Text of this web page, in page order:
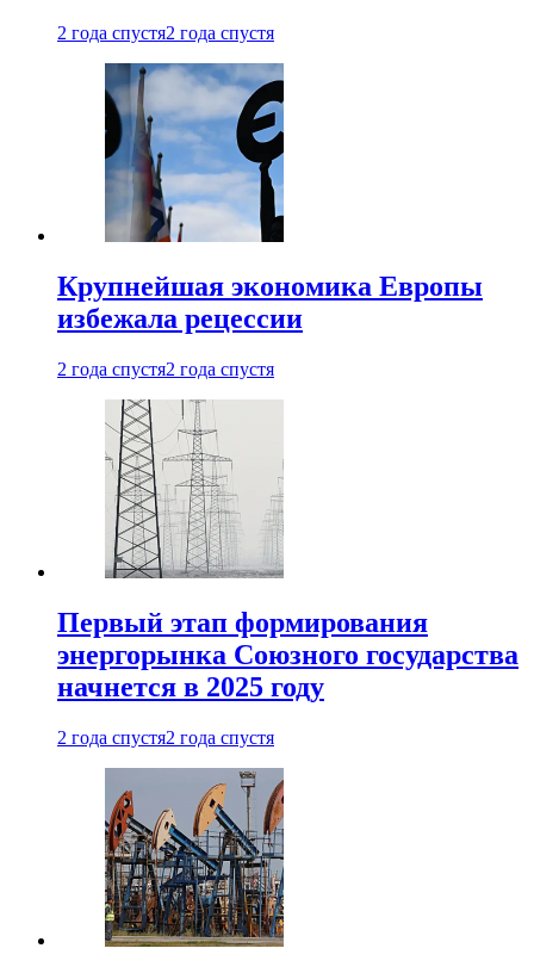
2 года спустя2 года спустя
Крупнейшая экономика Европы
избежала рецессии
2 года спустя2 года спустя
Первый этап формирования
энергорынка Союзного государства
начнется в 2025 году
2 года спустя2 года спустя